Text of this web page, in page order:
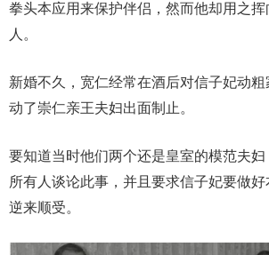
拳头本应用来保护伴侣，然而他却用之挥
人。
新婚不久，宽仁经常在酒后对信子妃动
动了崇仁亲王夫妇出面制止。
要知道当时他们两个还是皇室的模范夫
所有人谈论此事，并且要求信子妃要做好
逆来顺受。